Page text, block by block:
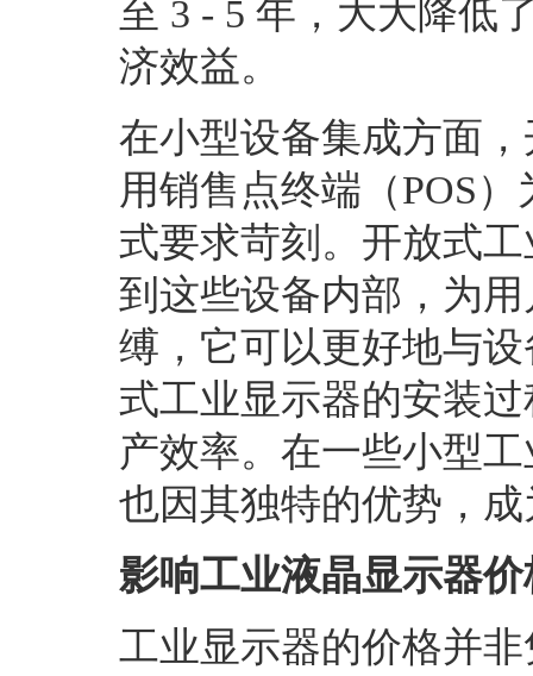
至 3 - 5 年，大大降低
济效益。
在小型设备集成方面
用销售点终端（POS
式要求苛刻。开放式
到这些设备内部，为
缚，它可以更好地与
式工业显示器的安装
产效率。在一些小型
也因其独特的优势，
影响工业液晶显示器
工业显示器的价格并